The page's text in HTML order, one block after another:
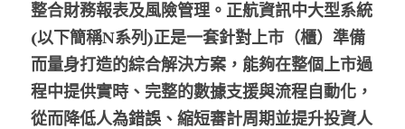
整合財務報表及風險管理。 正航資訊中大型系統
(以下簡稱N系列)正是一套針對上市（櫃）準備
而量身打造的綜合解決方案，能夠在整個上市過
程中提供實時、完整的數據支援與流程自動化，
從而降低人為錯誤、縮短審計周期並提升投資人